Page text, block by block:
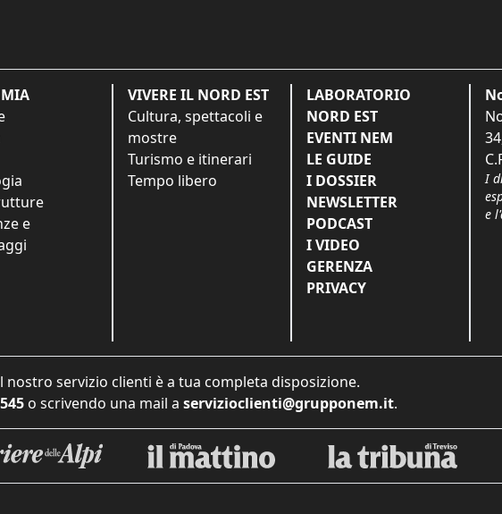
e
VIVERE IL NORD EST
Cultura, spettacoli e
mostre
Turismo e itinerari
Tempo libero
LABORATORIO
NORD EST
EVENTI NEM
LE GUIDE
I DOSSIER
NEWSLETTER
PODCAST
I VIDEO
GERENZA
PRIVACY
I
e
nostro servizio clienti è a tua completa disposizione.
o scrivendo una mail a servizioclienti@grupponem.it.